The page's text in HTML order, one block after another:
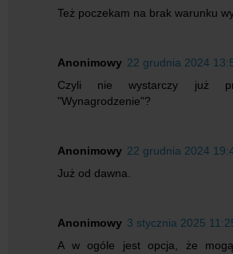
Też poczekam na brak warunku
Anonimowy 22 grudnia 2024
Czyli nie wystarczy już
"Wynagrodzenie"?
Anonimowy 22 grudnia 2024
Już od dawna.
Anonimowy 3 stycznia 2025
A w ogóle jest opcja, że